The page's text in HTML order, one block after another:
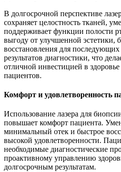
В долгосрочной перспективе
сохраняет целостность тканей,
поддерживает функции полости
выгоду от улучшенной эстетики,
восстановления для
результатов диагностики, что
отличной инвестицией в
пациентов.
Комфорт и удовлетворенность
Использование лазера для
повышает комфорт пациента.
минимальный отек и быстрое
высокой удовлетворенности.
необходимые диагностические
проактивному управлению
долгосрочным результатам.